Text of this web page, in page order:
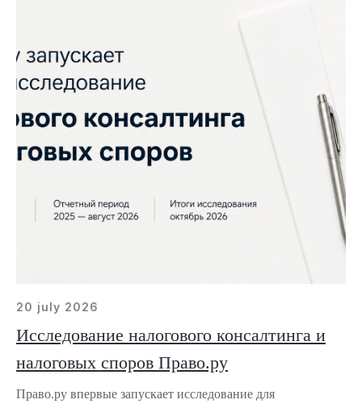
20 july 2026
Исследование налогового консалтинга и
налоговых споров Право.ру
Право.ру впервые запускает исследование для